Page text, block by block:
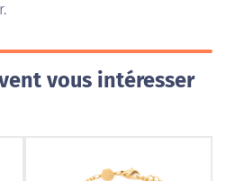
vous intéresser